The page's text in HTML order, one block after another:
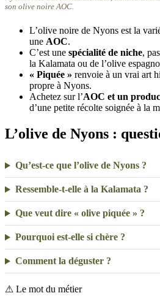
son olive noire AOC.
L’olive noire de Nyons est la
une AOC.
C’est une spécialité de niche,
la Kalamata ou de l’olive
« Piquée » renvoie à un vrai art
propre à Nyons.
Achetez sur l’AOC et un
d’une petite récolte soignée à la
L’olive de Nyons :
Qu’est-ce que l’olive de Nyons ?
Ressemble-t-elle à la Kalamata ?
Que veut dire « olive piquée » ?
Pourquoi est-elle si chère ?
Comment la déguster ?
⚠ Le mot du métier